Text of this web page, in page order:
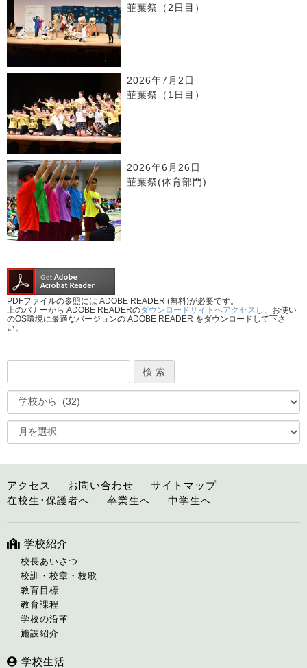
韮葉祭（2日目）
2026年7月2日
韮葉祭（1日目）
2026年6月26日
韮葉祭(体育部門)
PDFファイルの参照には ADOBE READER (無料)が必要です。
上のバナーから ADOBE READERのダウンロードサイトへアクセス し、お使い
のOS環境に最適なバージョンの ADOBE READER をダウンロードして下さ
い。
アクセス お問い合わせ
サイトマップ
在校生･保護者へ
卒業生へ 中学生へ
学校紹介
校長あいさつ
校訓・校章・校歌
教育目標
教育課程
学校の沿革
施設紹介
学校生活